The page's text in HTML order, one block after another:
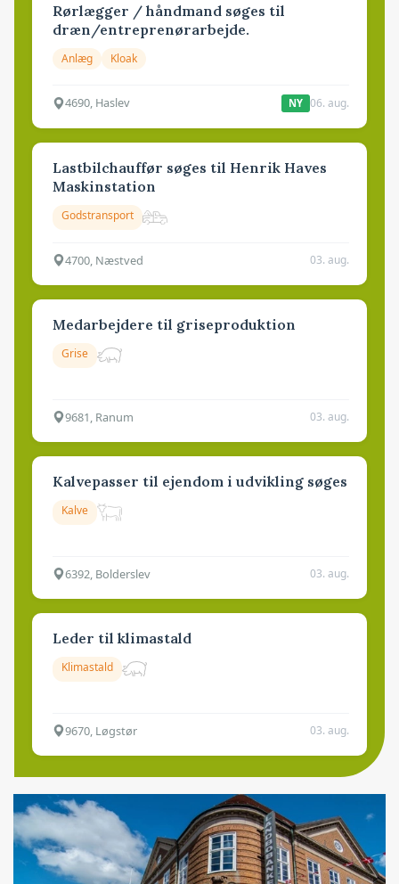
Rørlægger / håndmand søges til
dræn/entreprenørarbejde.
Anlæg Kloak
4690, Haslev NY 06. aug.
Lastbilchauffør søges til Henrik Haves
Maskinstation
Godstransport
4700, Næstved 03. aug.
Medarbejdere til griseproduktion
Grise
9681, Ranum 03. aug.
Kalvepasser til ejendom i udvikling søges
Kalve
6392, Bolderslev 03. aug.
Leder til klimastald
Klimastald
9670, Løgstør 03. aug.